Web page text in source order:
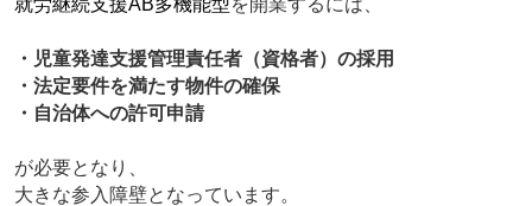
・児童発達支援管理責任者（資格者）の採用
・法定要件を満たす物件の確保
・自治体への許可申請
が必要となり、
大きな参入障壁となっています。